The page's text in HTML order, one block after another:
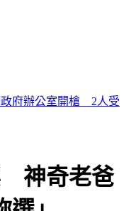
巡急救援
神奇老爸
選」